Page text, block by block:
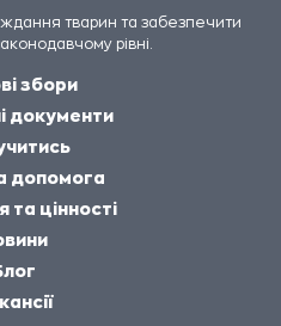
тварин та забезпечити
рівні.
збори
документи
допомога
та цінності